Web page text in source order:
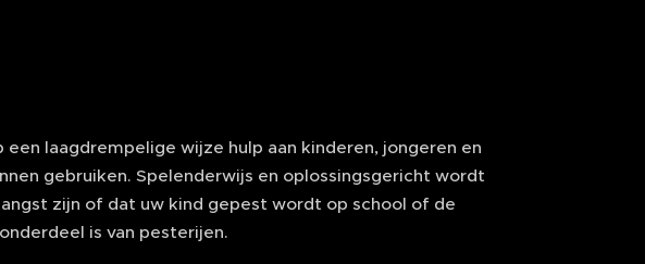
een laagdrempelige wijze hulp aan kinderen, jongeren en
gebruiken. Spelenderwijs en oplossingsgericht wordt
zijn of dat uw kind gepest wordt op school of de
is van pesterijen.